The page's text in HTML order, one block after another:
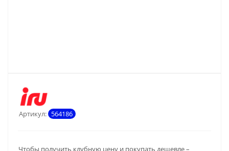
Артикул: 564186
Чтобы получить клубную цену и покупать дешевле –